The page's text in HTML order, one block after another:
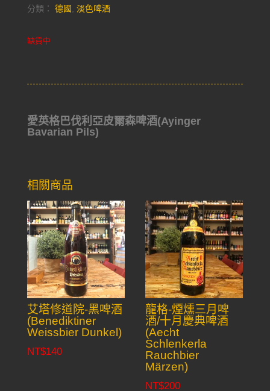
分類： 德國 淡色啤酒
缺貨中
愛英格巴伐利亞皮爾森啤酒(Ayinger
Bavarian Pils)
相關商品
艾塔修道院-黑啤酒
(Benediktiner
Weissbier Dunkel)
NT$140
龍格-煙燻三月啤
酒/十月慶典啤酒
(Aecht
Schlenkerla
Rauchbier
Märzen)
NT$200